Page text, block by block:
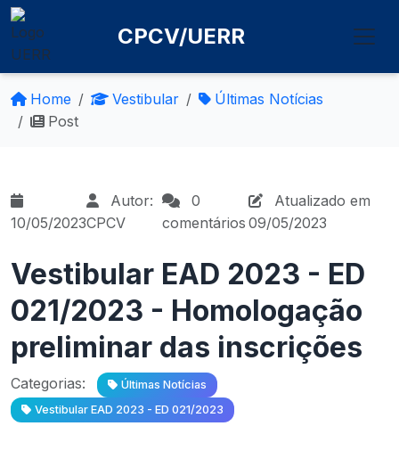
CPCV/UERR
Home Vestibular
Últimas Notícias
Post
10/05/2023
Autor:
CPCV
0
comentários
Atualizado em
09/05/2023
Vestibular EAD 2023 - ED
021/2023 - Homologação
preliminar das inscrições
Categorias:
Últimas Notícias
Vestibular EAD 2023 - ED 021/2023